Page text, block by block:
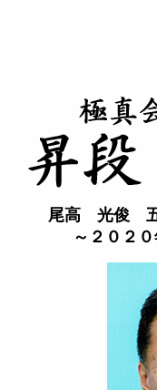
尾高 光俊
～２０２